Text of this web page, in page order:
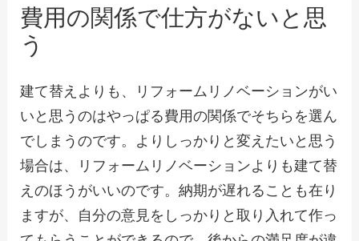
費用の関係で仕方がないと思
う
建て替えよりも、リフォームリノベーションがい
いと思うのはやっぱる費用の関係でそちらを選ん
でしまうのです。よりしっかりと変えたいと思う
場合は、リフォームリノベーションよりも建て替
えのほうがいいのです。納期が遅れることも在り
ますが、自分の意見をしっかりと取り入れて作っ